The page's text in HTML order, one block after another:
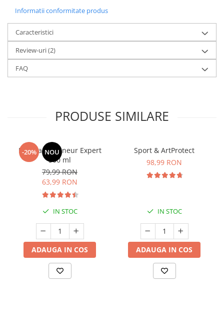
Informatii conformitate produs
Caracteristici
Review-uri(2)
FAQ
PRODUSE SIMILARE
-20% NOU
Manhaē Draineur Expert
500 ml
79,99 RON
63,99 RON
IN STOC
ADAUGA IN COS
Sport & ArtProtect
98,99 RON
IN STOC
ADAUGA IN COS